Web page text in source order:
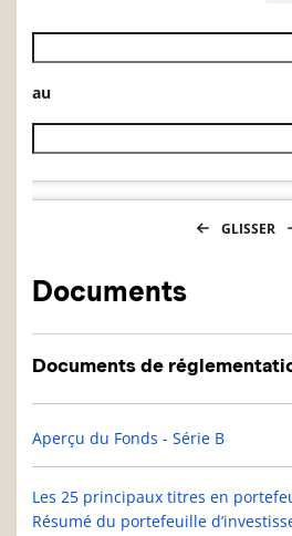
Date de début de l’historique
au
Date de fin de l’historique des
GLISSER
Documents
Documents de
Aperçu du Fonds - Série B
Les 25 principaux titres en
Résumé du portefeuille